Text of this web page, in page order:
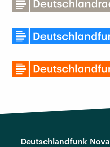
Deutschlandfunk Nova